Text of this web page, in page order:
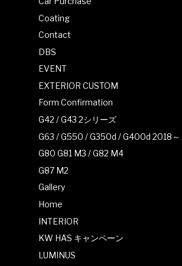
Coating
Contact
DBS
EVENT
EXTERIOR CUSTOM
Form Confirmation
G42 / G43 2シリーズ
G63 / G550 / G350d / G400d 2018～
G80 G81 M3 / G82 M4
G87 M2
Gallery
Home
INTERIOR
KW HAS キャンペーン
LUMINUS